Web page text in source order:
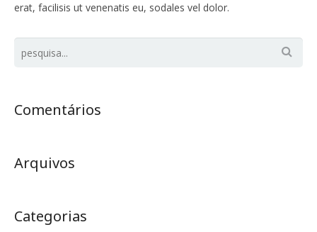
erat, facilisis ut venenatis eu, sodales vel dolor.
Comentários
Arquivos
Categorias